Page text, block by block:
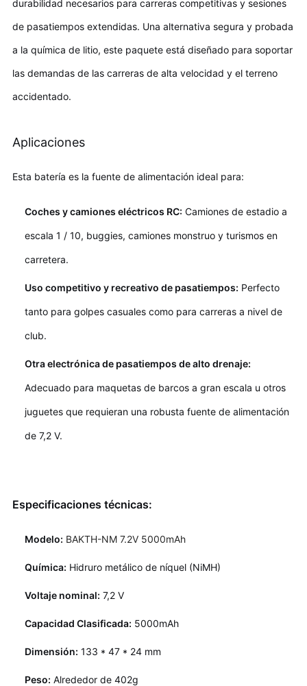
durabilidad necesarios para carreras competitivas y sesiones
de pasatiempos extendidas. Una alternativa segura y probada
a la química de litio, este paquete está diseñado para soportar
las demandas de las carreras de alta velocidad y el terreno
accidentado.
Aplicaciones
Esta batería es la fuente de alimentación ideal para:
Coches y camiones eléctricos RC: Camiones de estadio a
escala 1 / 10, buggies, camiones monstruo y turismos en
carretera.
Uso competitivo y recreativo de pasatiempos: Perfecto
tanto para golpes casuales como para carreras a nivel de
club.
Otra electrónica de pasatiempos de alto drenaje:
Adecuado para maquetas de barcos a gran escala u otros
juguetes que requieran una robusta fuente de alimentación
de 7,2 V.
Especificaciones técnicas:
Modelo: BAKTH-NM 7.2V 5000mAh
Química: Hidruro metálico de níquel (NiMH)
Voltaje nominal: 7,2 V
Capacidad Clasificada: 5000mAh
Dimensión: 133 * 47 * 24 mm
Peso: Alrededor de 402g